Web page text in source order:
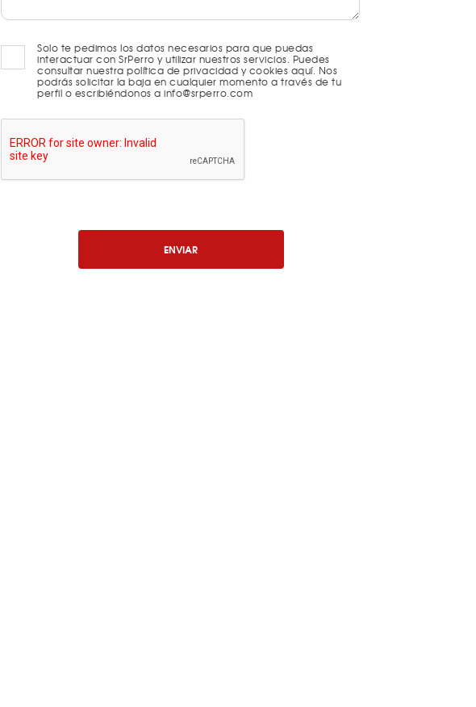
Solo te pedimos los datos necesarios para que puedas
interactuar con SrPerro y utilizar nuestros servicios. Puedes
consultar nuestra política de privacidad y cookies aquí. Nos
podrás solicitar la baja en cualquier momento a través de tu
perfil o escribiéndonos a info@srperro.com
ENVIAR